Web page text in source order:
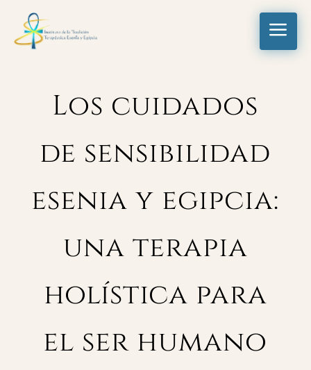
a
Los cuidados
de sensibilidad
esenia y egipcia:
una terapia
holística para
el ser humano